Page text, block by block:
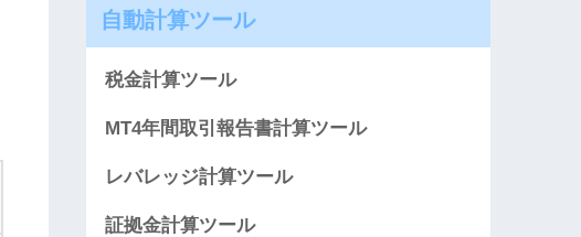
自動計算ツール
税金計算ツール
MT4年間取引報告書計算ツール
レバレッジ計算ツール
証拠金計算ツール